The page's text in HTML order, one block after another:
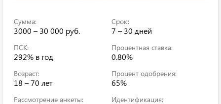
Сумма:
3000 – 30 000 руб.
Срок:
7 – 30 дней
ПСК:
292% в год
Процентная ставка:
0.80%
Возраст:
18 – 70 лет
Процент одобрения:
65%
Рассмотрение анкеты: Идентификация: